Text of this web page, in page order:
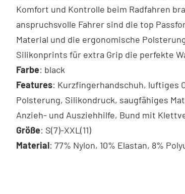
Komfort und Kontrolle beim Radfahren
anspruchsvolle Fahrer sind die top
Material und die ergonomische
Silikonprints für extra Grip die perfekte
Farbe: black
Features: Kurzfingerhandschuh, luftiges
Polsterung, Silikondruck, saugfähiges
Anzieh- und Ausziehhilfe, Bund mit
Größe: S(7)-XXL(11)
Material: 77% Nylon, 10% Elastan, 8%